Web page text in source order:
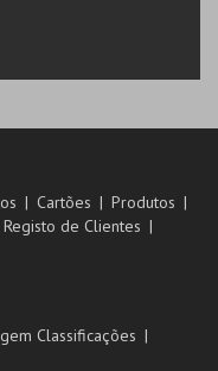
Cartões
Produtos
de Clientes
Classificações